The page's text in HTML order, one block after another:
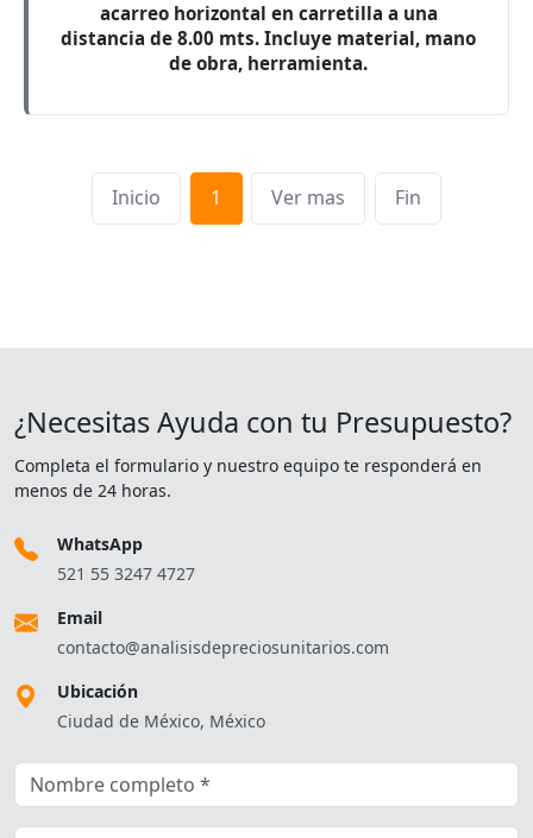
acarreo horizontal en carretilla a una
distancia de 8.00 mts. Incluye material, mano
de obra, herramienta.
Inicio 1 Ver mas Fin
¿Necesitas Ayuda con tu Presupuesto?
Completa el formulario y nuestro equipo te responderá en
menos de 24 horas.
WhatsApp
521 55 3247 4727
Email
contacto@analisisdepreciosunitarios.com
Ubicación
Ciudad de México, México